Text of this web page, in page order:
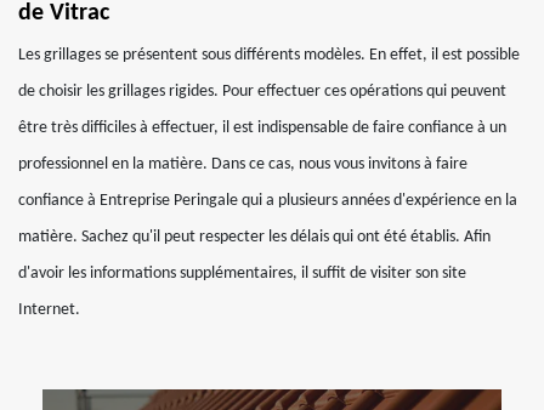
de Vitrac
Les grillages se présentent sous différents modèles. En effet, il est possible
de choisir les grillages rigides. Pour effectuer ces opérations qui peuvent
être très difficiles à effectuer, il est indispensable de faire confiance à un
professionnel en la matière. Dans ce cas, nous vous invitons à faire
confiance à Entreprise Peringale qui a plusieurs années d'expérience en la
matière. Sachez qu'il peut respecter les délais qui ont été établis. Afin
d'avoir les informations supplémentaires, il suffit de visiter son site
Internet.